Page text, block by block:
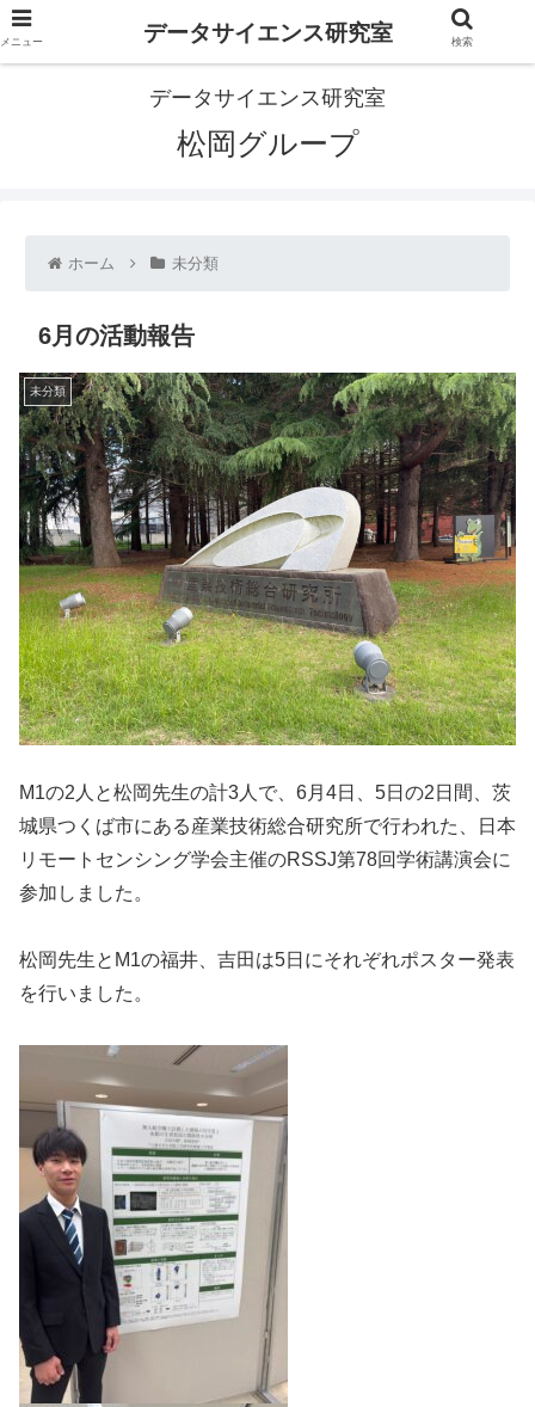
データサイエンス研究室
松岡グループ
ホーム 未分類
6月の活動報告
未分類
M1の2人と松岡先生の計3人で、6月4日、5日の2日間、茨
城県つくば市にある産業技術総合研究所で行われた、日本
リモート センシング学会主催のRSSJ第78回学術講演会に
参加しました。
松岡先生とM1の福井、吉田は5日にそれぞれポスター発表
を行いました。
メニュー データサイエンス研究室 検索